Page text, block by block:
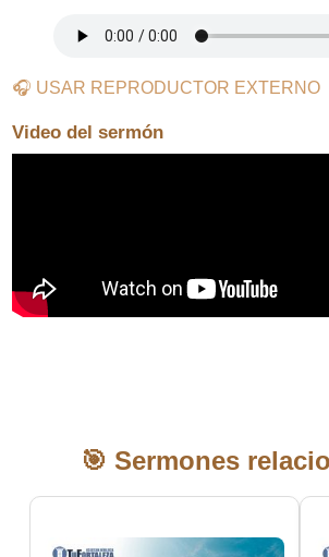
🎧 USAR REPRODUCTOR EXTERNO
Video del sermón
🎯 Sermones